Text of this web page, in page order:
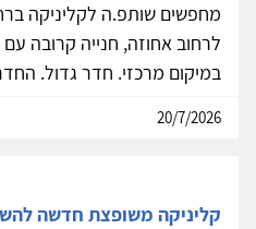
לרחוב אחוזה, חנייה קרובה עם
במיקום מרכזי. חדר גדול.
20/7/2026
קליניקה משופצת חדשה